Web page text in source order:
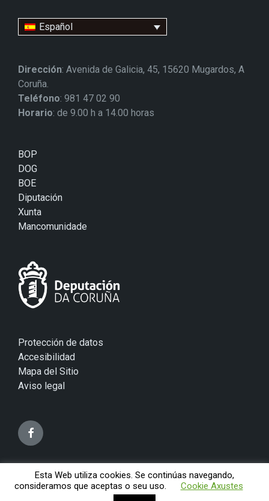
Español
Dirección: Avenida de Galicia, 45, 15620 Mugardos, A
Coruña.
Teléfono: 981 47 02 90
Horario: de 9.00 h a 14.00 horas
BOP
DOG
BOE
Diputación
Xunta
Mancomunidade
Protección de datos
Accesibilidad
Mapa del Sitio
Aviso legal
© 2026 Concello de Mugardos
Esta Web utiliza cookies. Se continúas navegando,
consideramos que aceptas o seu uso.
Cookie Axustes